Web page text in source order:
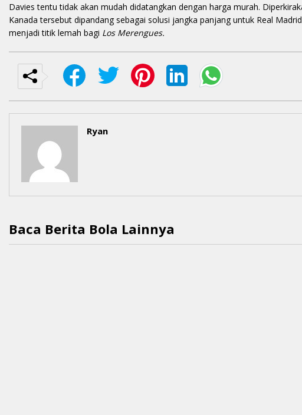
Davies tentu tidak akan mudah didatangkan dengan harga murah.
Kanada tersebut dipandang sebagai solusi jangka panjang untuk Real
menjadi titik lemah bagi Los Merengues.
Ryan
Baca Berita Bola Lainnya